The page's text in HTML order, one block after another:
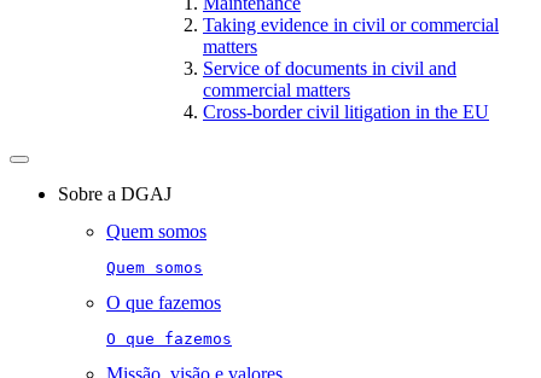
Taking evidence in civil or commercial
matters
Service of documents in civil and
commercial matters​​
Cross-border civil litigation in the EU
Toggle
navigationSobre a DGAJ
Quem somos
Quem somos
O que fazemos
O que fazemos
Missão, visão e valores